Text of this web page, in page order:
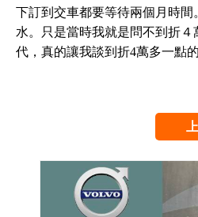
下訂到交車都要等待兩個月時
水。只是當時我就是問不到折４
代，真的讓我談到折4萬多一點